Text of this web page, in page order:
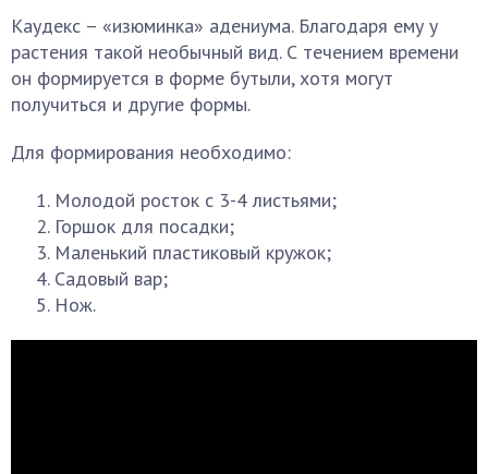
Каудекс – «изюминка» адениума. Благодаря ему у
растения такой необычный вид. С течением времени
он формируется в форме бутыли, хотя могут
получиться и другие формы.
Для формирования необходимо:
Молодой росток с 3-4 листьями;
Горшок для посадки;
Маленький пластиковый кружок;
Садовый вар;
Нож.